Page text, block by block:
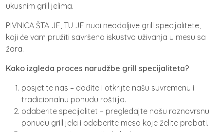
ukusnim grill jelima.
PIVNICA ŠTA JE, TU JE nudi neodoljive grill specijalitete,
koji će vam pružiti savršeno iskustvo uživanja u mesu sa
žara.
Kako izgleda proces narudžbe grill specijaliteta?
posjetite nas – dođite i otkrijte našu suvremenu i
tradicionalnu ponudu roštilja.
odaberite specijalitet – pregledajte našu raznovrsnu
ponudu grill jela i odaberite meso koje želite probati.